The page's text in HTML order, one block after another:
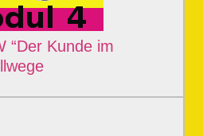
“Der Kunde im